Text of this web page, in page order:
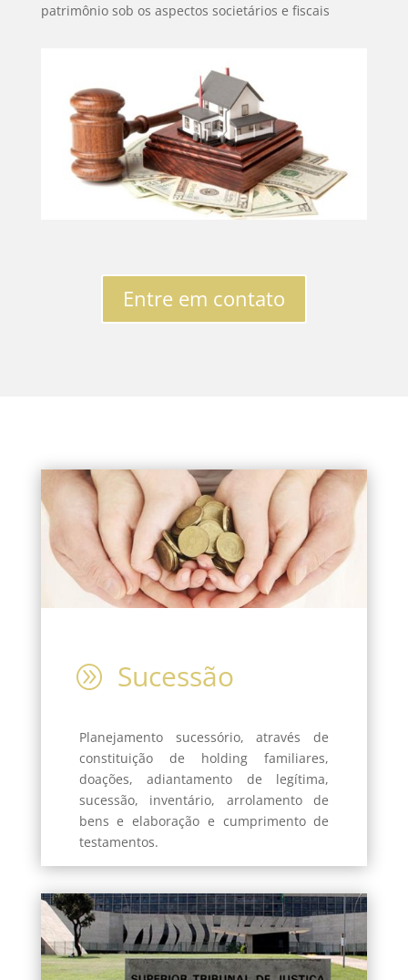
patrimônio sob os aspectos societários e fiscais
Entre em contato
A Sucessão
Planejamento sucessório, através de
constituição de holding familiares,
doações, adiantamento de legítima,
sucessão, inventário, arrolamento de
bens e elaboração e cumprimento de
testamentos.